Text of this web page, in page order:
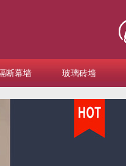
断幕墙 玻璃砖墙